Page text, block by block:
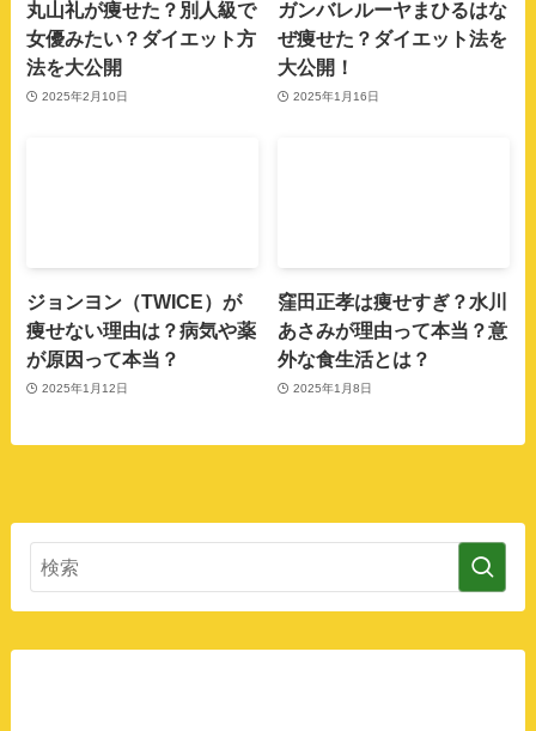
丸山礼が痩せた？別人級で
女優みたい？ダイエット方
法を大公開
2025年2月10日
ガンバレルーヤまひるはな
ぜ痩せた？ダイエット法を
大公開！
2025年1月16日
ジョンヨン（TWICE）が
痩せない理由は？病気や薬
が原因って本当？
2025年1月12日
窪田正孝は痩せすぎ？水川
あさみが理由って本当？意
外な食生活とは？
2025年1月8日